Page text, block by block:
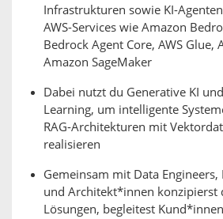
Infrastrukturen sowie KI-
AWS-Services wie Amazon
Bedrock Agent Core, AWS Glue,
Amazon SageMaker
Dabei nutzt du Generative KI
Learning, um intelligente
RAG-Architekturen mit
realisieren
Gemeinsam mit Data
und Architekt*innen konzipierst
Lösungen, begleitest